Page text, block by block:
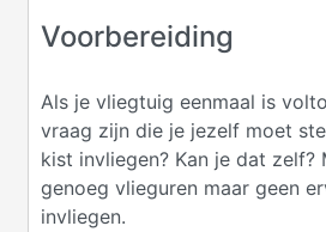
Voorbereiding
Als je vliegtuig eenmaal is
vraag zijn die je jezelf moet
kist invliegen? Kan je dat zelf?
genoeg vlieguren maar geen
invliegen.